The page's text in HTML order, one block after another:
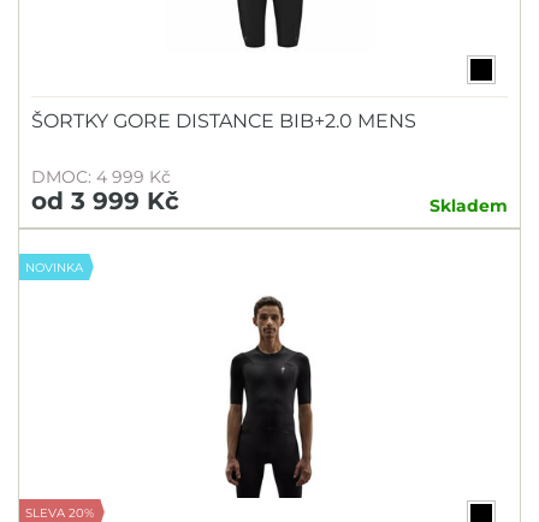
ŠORTKY GORE DISTANCE BIB+2.0 MENS
DMOC: 4 999 Kč
od 3 999 Kč Skladem
NOVINKA
SLEVA 20%